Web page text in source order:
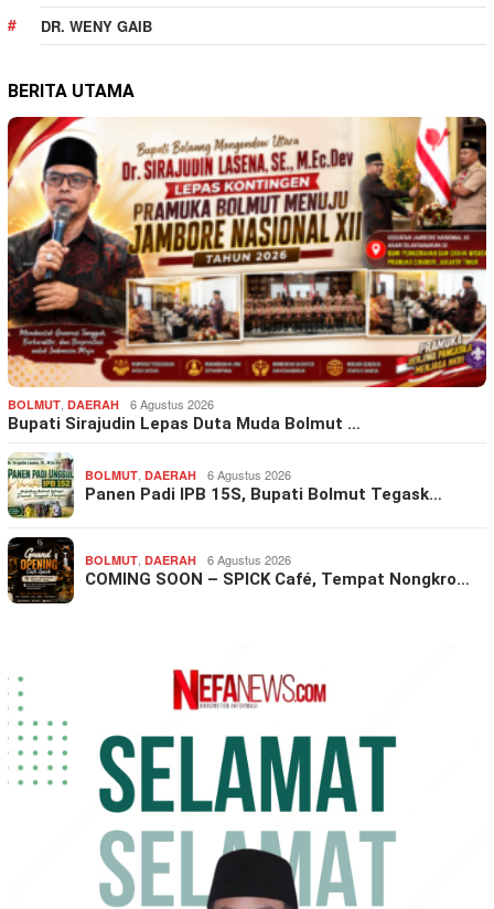
DR. WENY GAIB
BERITA UTAMA
BOLMUT, DAERAH 6 Agustus 2026
Bupati Sirajudin Lepas Duta Muda Bolmut …
BOLMUT, DAERAH 6 Agustus 2026
Panen Padi IPB 15S, Bupati Bolmut Tegask…
BOLMUT, DAERAH 6 Agustus 2026
COMING SOON – SPICK Café, Tempat Nongkro…